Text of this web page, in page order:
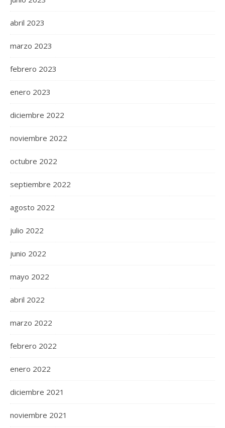
abril 2023
marzo 2023
febrero 2023
enero 2023
diciembre 2022
noviembre 2022
octubre 2022
septiembre 2022
agosto 2022
julio 2022
junio 2022
mayo 2022
abril 2022
marzo 2022
febrero 2022
enero 2022
diciembre 2021
noviembre 2021